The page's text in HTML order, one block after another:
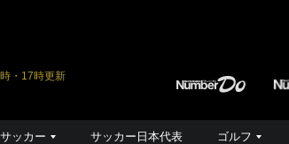
・17時更新
ッカー サッカー日本代表 ゴルフ